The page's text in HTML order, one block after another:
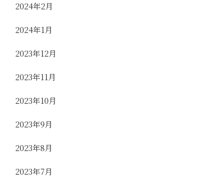
2024年2月
2024年1月
2023年12月
2023年11月
2023年10月
2023年9月
2023年8月
2023年7月